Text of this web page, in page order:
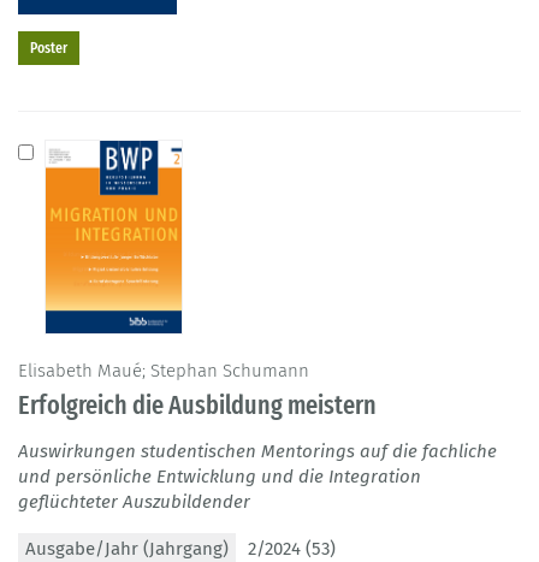
Poster
Elisabeth Maué; Stephan Schumann
Erfolgreich die Ausbildung meistern
Auswirkungen studentischen Mentorings auf die fachliche
und persönliche Entwicklung und die Integration
geflüchteter Auszubildender
Ausgabe/Jahr (Jahrgang)
2/2024 (53)